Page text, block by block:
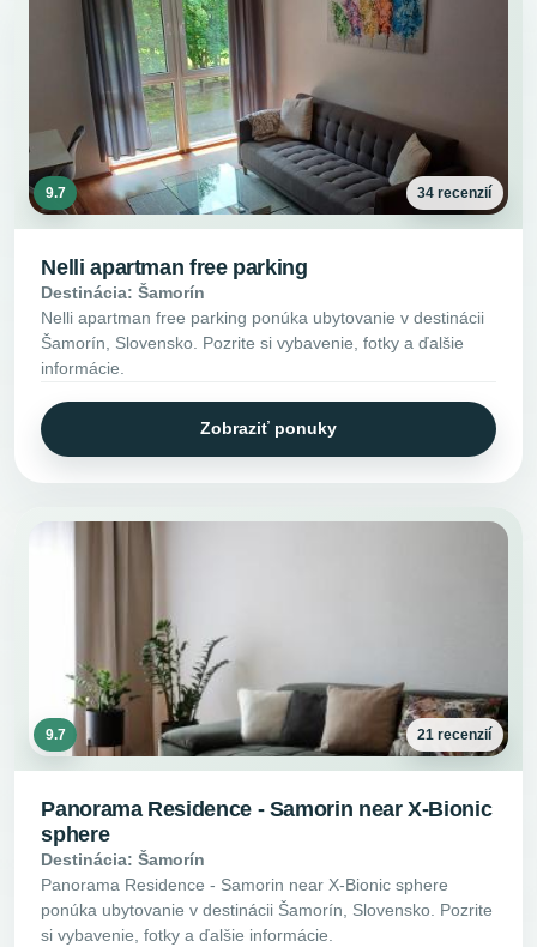
9.7 34 recenzií
Nelli apartman free parking
Destinácia: Šamorín
Nelli apartman free parking ponúka ubytovanie v destinácii
Šamorín, Slovensko. Pozrite si vybavenie, fotky a ďalšie
informácie.
Zobraziť ponuky
9.7 21 recenzií
Panorama Residence - Samorin near X-Bionic
sphere
Destinácia: Šamorín
Panorama Residence - Samorin near X-Bionic sphere
ponúka ubytovanie v destinácii Šamorín, Slovensko. Pozrite
si vybavenie, fotky a ďalšie informácie.